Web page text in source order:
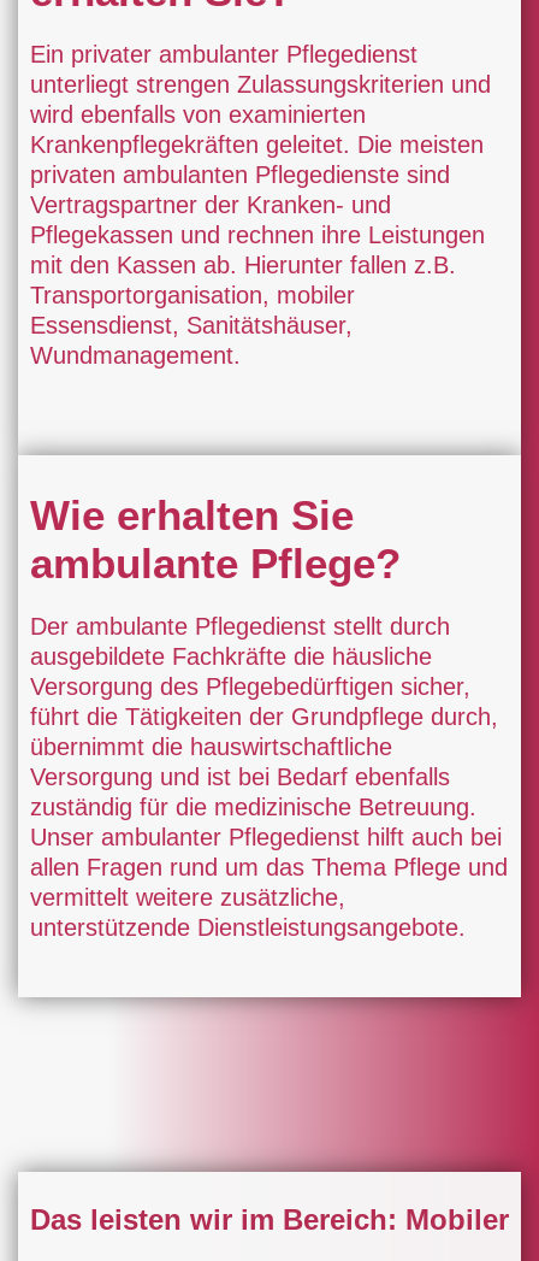
Ein privater ambulanter Pflegedienst
unterliegt strengen Zulassungskriterien und
wird ebenfalls von examinierten
Krankenpflegekräften geleitet. Die meisten
privaten ambulanten Pflegedienste sind
Vertragspartner der Kranken- und
Pflegekassen und rechnen ihre Leistungen
mit den Kassen ab. Hierunter fallen z.B.
Transportorganisation, mobiler
Essensdienst, Sanitätshäuser,
Wundmanagement.
Wie erhalten Sie
ambulante Pflege?
Der ambulante Pflegedienst stellt durch
ausgebildete Fachkräfte die häusliche
Versorgung des Pflegebedürftigen sicher,
führt die Tätigkeiten der Grundpflege durch,
übernimmt die hauswirtschaftliche
Versorgung und ist bei Bedarf ebenfalls
zuständig für die medizinische Betreuung.
Unser ambulanter Pflegedienst hilft auch bei
allen Fragen rund um das Thema Pflege und
vermittelt weitere zusätzliche,
unterstützende Dienstleistungsangebote.
Das leisten wir im Bereich: Mobiler